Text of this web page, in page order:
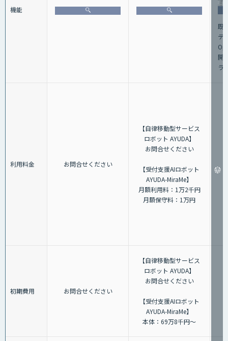
機能
既
テ
開
ラ
利用料金 お問合せください
【自律移動型サービス
ロボット AYUDA】
お問合せください
【受付支援AIロボット
AYUDA-MiraMe】
月額利用料：1万2千円
月額保守料：1万円
初期費用 お問合せください
【自律移動型サービス
ロボット AYUDA】
お問合せください
【受付支援AIロボット
AYUDA-MiraMe】
本体：69万8千円～